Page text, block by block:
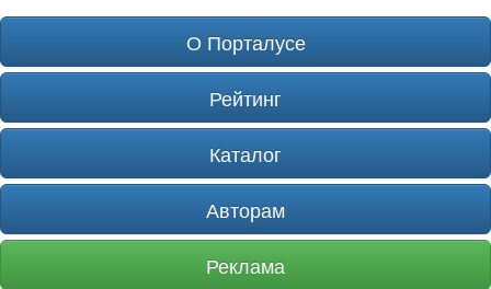
О Порталусе
Рейтинг
Каталог
Авторам
Реклама